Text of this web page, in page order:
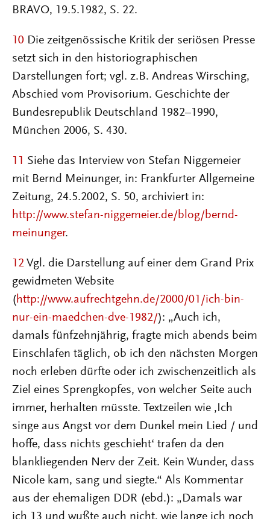
BRAVO, 19.5.1982, S. 22.
10 Die zeitgenössische Kritik der seriösen Presse
setzt sich in den historiographischen
Darstellungen fort; vgl. z.B. Andreas Wirsching,
Abschied vom Provisorium. Geschichte der
Bundesrepublik Deutschland 1982–1990,
München 2006, S. 430.
11 Siehe das Interview von Stefan Niggemeier
mit Bernd Meinunger, in: Frankfurter Allgemeine
Zeitung, 24.5.2002, S. 50, archiviert in:
http://www.stefan-niggemeier.de/blog/bernd-
meinunger.
12 Vgl. die Darstellung auf einer dem Grand Prix
gewidmeten Website
(http://www.aufrechtgehn.de/2000/01/ich-bin-
nur-ein-maedchen-dve-1982/): „Auch ich,
damals fünfzehnjährig, fragte mich abends beim
Einschlafen täglich, ob ich den nächsten Morgen
noch erleben dürfte oder ich zwischenzeitlich als
Ziel eines Sprengkopfes, von welcher Seite auch
immer, herhalten müsste. Textzeilen wie ‚Ich
singe aus Angst vor dem Dunkel mein Lied / und
hoffe, dass nichts geschieht‘ trafen da den
blankliegenden Nerv der Zeit. Kein Wunder, dass
Nicole kam, sang und siegte.“ Als Kommentar
aus der ehemaligen DDR (ebd.): „Damals war